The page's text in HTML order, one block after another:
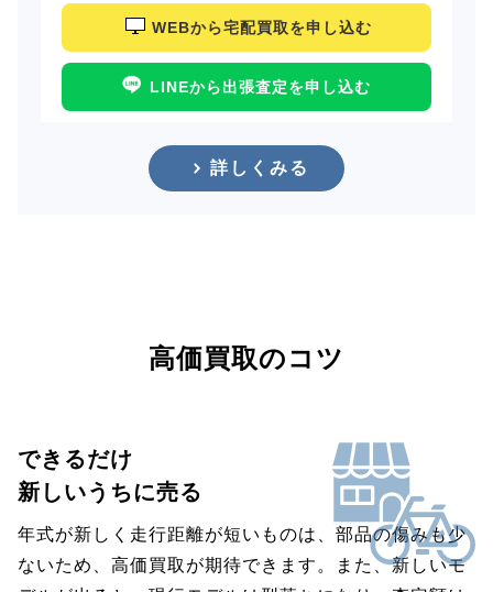
WEBから宅配買取を申し込む
LINEから出張査定を申し込む
詳しくみる
高価買取のコツ
できるだけ
新しいうちに売る
年式が新しく走行距離が短いものは、部品の傷みも少
ないため、高価買取が期待できます。また、新しいモ